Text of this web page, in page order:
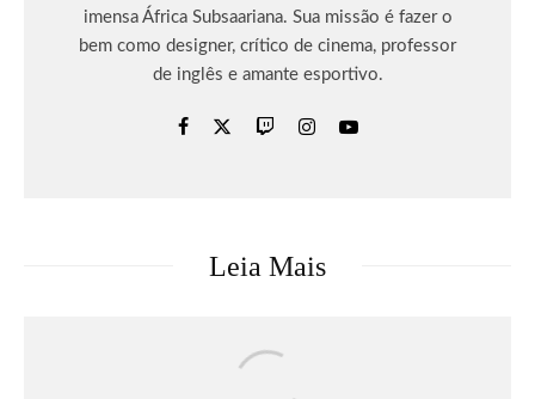
imensa África Subsaariana. Sua missão é fazer o
bem como designer, crítico de cinema, professor
de inglês e amante esportivo.
Leia Mais